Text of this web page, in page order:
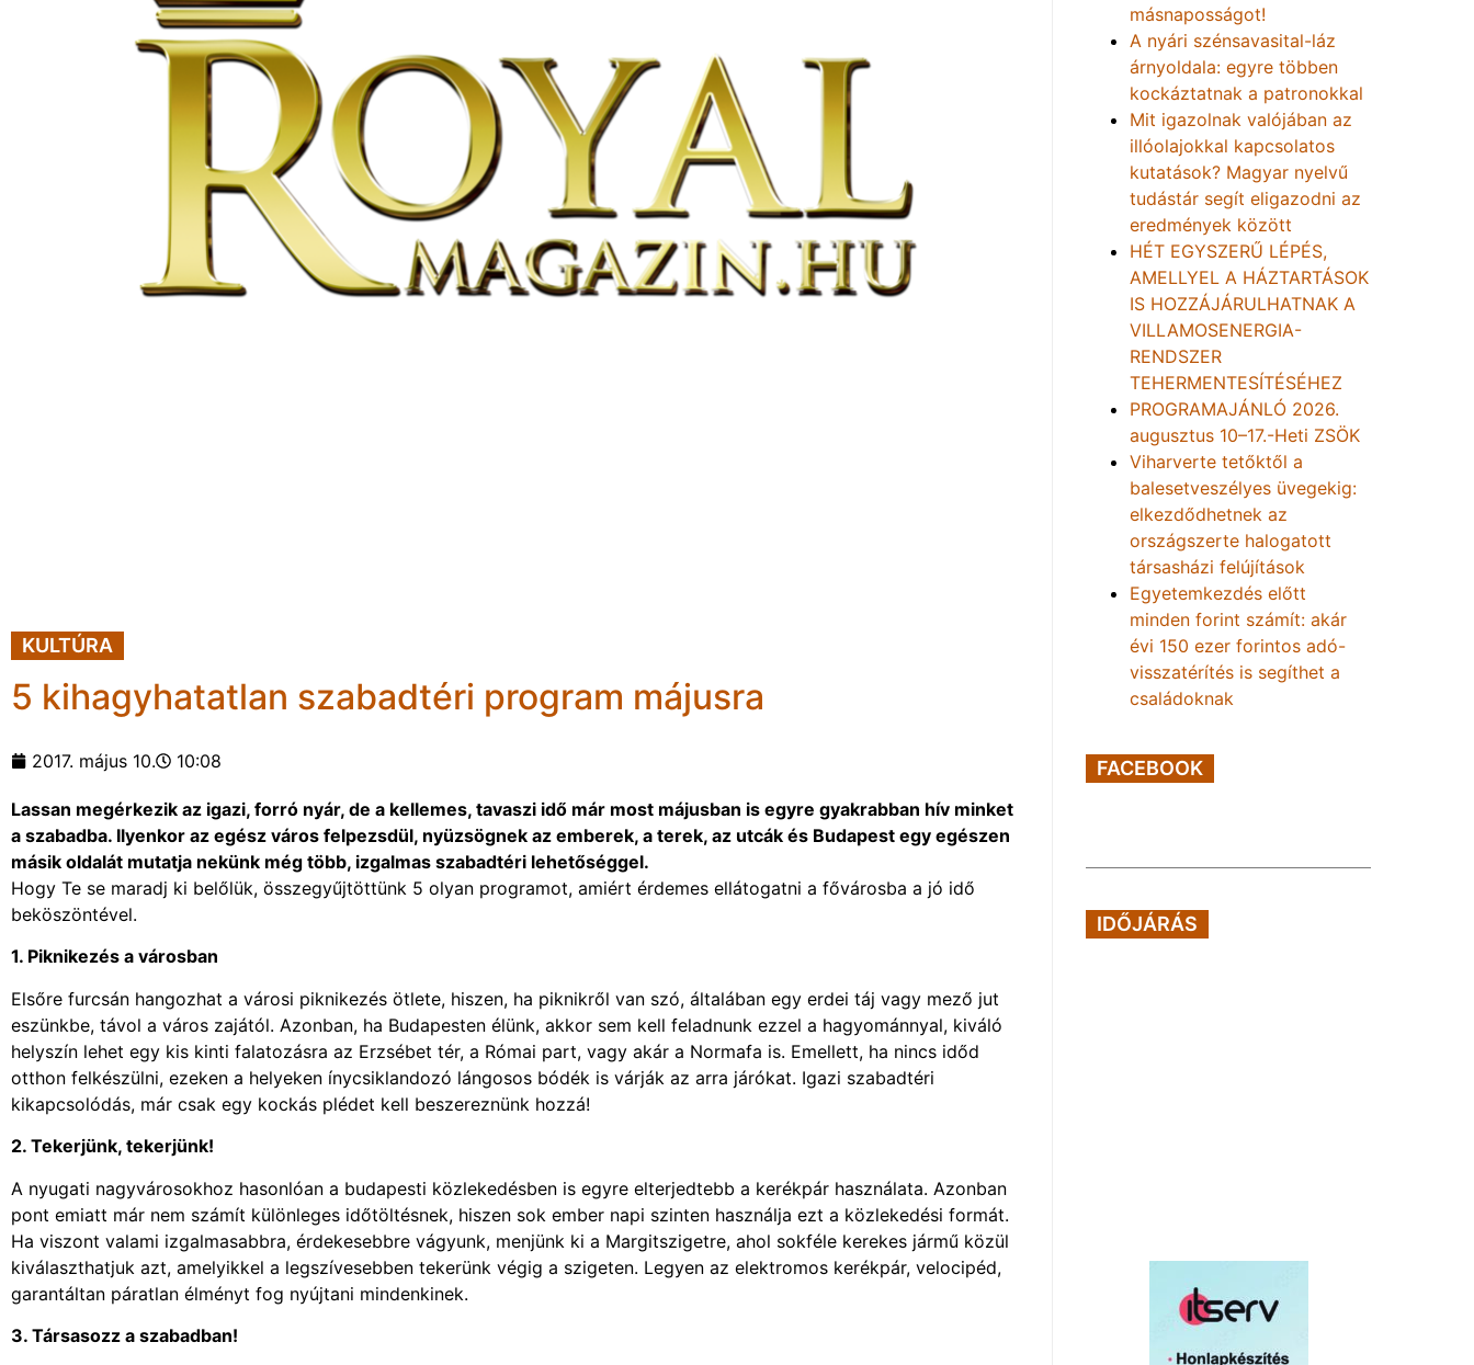
KULTÚRA
5 kihagyhatatlan szabadtéri program májusra
2017. május 10. 10:08
Lassan megérkezik az igazi, forró nyár, de a kellemes, tavaszi idő már most májusban is egyre gyakrabban hív minket
a szabadba. Ilyenkor az egész város felpezsdül, nyüzsögnek az emberek, a terek, az utcák és Budapest egy egészen
másik oldalát mutatja nekünk még több, izgalmas szabadtéri lehetőséggel.
Hogy Te se maradj ki belőlük, összegyűjtöttünk 5 olyan programot, amiért érdemes ellátogatni a fővárosba a jó idő
beköszöntével.
1. Piknikezés a városban
Elsőre furcsán hangozhat a városi piknikezés ötlete, hiszen, ha piknikről van szó, általában egy erdei táj vagy mező jut
eszünkbe, távol a város zajától. Azonban, ha Budapesten élünk, akkor sem kell feladnunk ezzel a hagyománnyal, kiváló
helyszín lehet egy kis kinti falatozásra az Erzsébet tér, a Római part, vagy akár a Normafa is. Emellett, ha nincs időd
otthon felkészülni, ezeken a helyeken ínycsiklandozó lángosos bódék is várják az arra járókat. Igazi szabadtéri
kikapcsolódás, már csak egy kockás plédet kell beszereznünk hozzá!
2. Tekerjünk, tekerjünk!
A nyugati nagyvárosokhoz hasonlóan a budapesti közlekedésben is egyre elterjedtebb a kerékpár használata. Azonban
pont emiatt már nem számít különleges időtöltésnek, hiszen sok ember napi szinten használja ezt a közlekedési formát.
Ha viszont valami izgalmasabbra, érdekesebbre vágyunk, menjünk ki a Margitszigetre, ahol sokféle kerekes jármű közül
kiválaszthatjuk azt, amelyikkel a legszívesebben tekerünk végig a szigeten. Legyen az elektromos kerékpár, velocipéd,
garantáltan páratlan élményt fog nyújtani mindenkinek.
3. Társasozz a szabadban!
másnaposságot!
A nyári szénsavasital-láz
árnyoldala: egyre többen
kockáztatnak a patronokkal
Mit igazolnak valójában az
illóolajokkal kapcsolatos
kutatások? Magyar nyelvű
tudástár segít eligazodni az
eredmények között
HÉT EGYSZERŰ LÉPÉS,
AMELLYEL A HÁZTARTÁSOK
IS HOZZÁJÁRULHATNAK A
VILLAMOSENERGIA-
RENDSZER
TEHERMENTESÍTÉSÉHEZ
PROGRAMAJÁNLÓ 2026.
augusztus 10–17.-Heti ZSÖK
Viharverte tetőktől a
balesetveszélyes üvegekig:
elkezdődhetnek az
országszerte halogatott
társasházi felújítások
Egyetemkezdés előtt
minden forint számít: akár
évi 150 ezer forintos adó-
visszatérítés is segíthet a
családoknak
FACEBOOK
IDŐJÁRÁS